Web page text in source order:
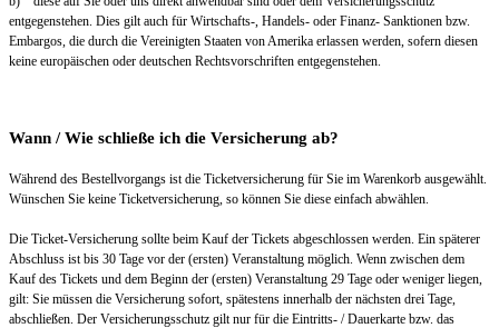
entgegenstehen. Dies gilt auch für Wirtschafts-, Handels- oder Finanz- Sanktionen bzw.
Embargos, die durch die Vereinigten Staaten von Amerika erlassen werden, sofern diesen
keine europäischen oder deutschen Rechtsvorschriften entgegenstehen.
Wann / Wie schließe ich die Versicherung ab?
Während des Bestellvorgangs ist die Ticketversicherung für Sie im Warenkorb ausgewählt.
Wünschen Sie keine Ticketversicherung, so können Sie diese einfach abwählen.
Die Ticket-Versicherung sollte beim Kauf der Tickets abgeschlossen werden. Ein späterer
Abschluss ist bis 30 Tage vor der (ersten) Veranstaltung möglich. Wenn zwischen dem
Kauf des Tickets und dem Beginn der (ersten) Veranstaltung 29 Tage oder weniger liegen,
gilt: Sie müssen die Versicherung sofort, spätestens innerhalb der nächsten drei Tage,
abschließen. Der Versicherungsschutz gilt nur für die Eintritts- / Dauerkarte bzw. das